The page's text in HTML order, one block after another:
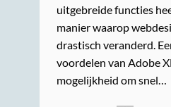
uitgebreide functies
manier waarop
drastisch veranderd.
voordelen van Adobe
mogelijkheid om snel…